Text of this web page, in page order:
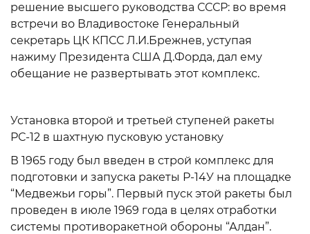
решение высшего руководства СССР: во время
встречи во Владивостоке Генеральный
секретарь ЦК КПСС Л.И.Брежнев, уступая
нажиму Президента США Д.Форда, дал ему
обещание не развертывать этот комплекс.
Установка второй и третьей ступеней ракеты
РС-12 в шахтную пусковую установку
В 1965 году был введен в строй комплекс для
подготовки и запуска ракеты Р-14У на площадке
“Медвежьи горы”. Первый пуск этой ракеты был
проведен в июле 1969 года в целях отработки
системы противоракетной обороны “Алдан”.